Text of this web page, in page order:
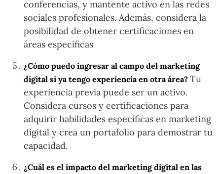
conferencias, y mantente activo en las redes
sociales profesionales. Además, considera la
posibilidad de obtener certificaciones en
áreas específicas
¿Cómo puedo ingresar al campo del marketing
digital si ya tengo experiencia en otra área? Tu
experiencia previa puede ser un activo.
Considera cursos y certificaciones para
adquirir habilidades específicas en marketing
digital y crea un portafolio para demostrar tu
capacidad.
¿Cuál es el impacto del marketing digital en las